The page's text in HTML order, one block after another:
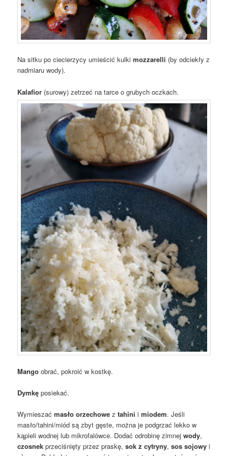
Na sitku po ciecierzycy umieścić kulki mozzarelli (by odciekły z
nadmiaru wody).
Kalafior (surowy) zetrzeć na tarce o grubych oczkach.
Mango obrać, pokroić w kostkę.
Dymkę posiekać.
Wymieszaćmasło orzechowe ztahini imiodem. Jeśli
masło/tahini/miód są zbyt gęste, można je podgrzać lekko w
kąpieli wodnej lub mikrofalówce. Dodać odrobinę zimnejwody,
czosnek przeciśnięty przez praskę, sok z cytryny,sos sojowy i